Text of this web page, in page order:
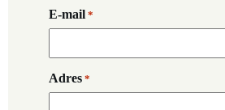
E-mail *
Adres *